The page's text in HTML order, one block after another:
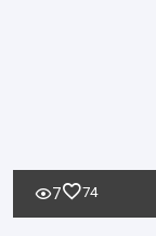
7 74